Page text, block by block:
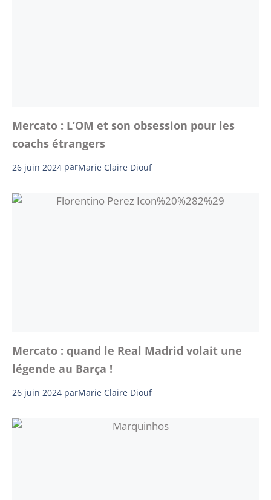
Mercato : L’OM et son obsession pour les
coachs étrangers
26 juin 2024 parMarie Claire Diouf
Mercato : quand le Real Madrid volait une
légende au Barça !
26 juin 2024 parMarie Claire Diouf